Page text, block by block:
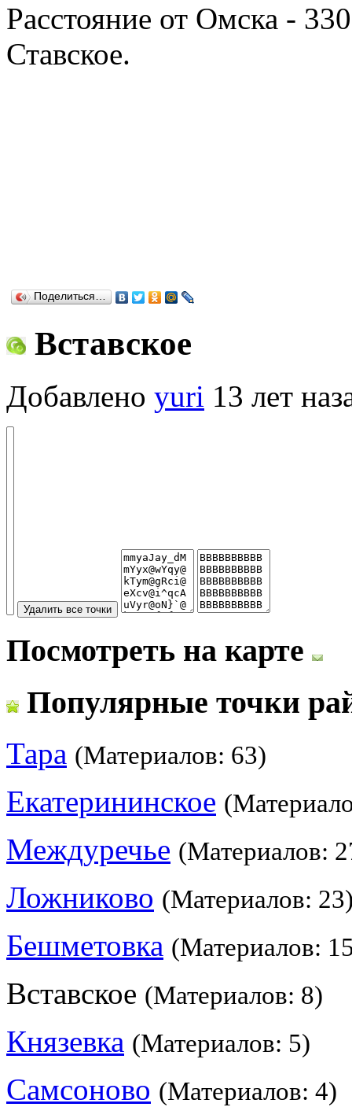
Расстояние от Омска -
Ставское.
Поделиться…
Вставское
Добавлено yuri 13 лет
Посмотреть на карте
Популярные точки
Тара (Материалов: 63)
Екатерининское
Междуречье (Материалов:
Ложниково (Материалов:
Бешметовка (Материалов:
Вставское (Материалов: 8)
Князевка (Материалов: 5)
Самсоново (Материалов: 4)